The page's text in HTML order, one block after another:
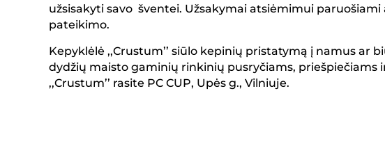
užsisakyti savo šventei. Užsakymai atsiėmimui
pateikimo.
Kepyklėlė ,,Crustum’’ siūlo kepinių pristatymą į namus ar
dydžių maisto gaminių rinkinių pusryčiams, priešpiečiams
,,Crustum’’ rasite PC CUP, Upės g., Vilniuje.